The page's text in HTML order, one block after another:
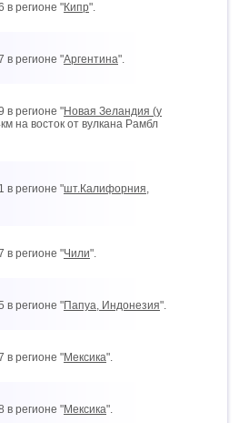
в регионе "Кипр".
в регионе "Аргентина".
в регионе "Новая Зеландия (у
на восток от вyлкана Рамбл
в регионе "шт.Калифорния,
в регионе "Чили".
в регионе "Папуа, Индонезия".
в регионе "Мексика".
в регионе "Мексика".